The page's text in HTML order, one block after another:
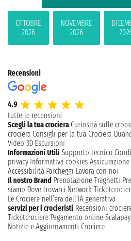
OTTOBRE
2026
NOVEMBRE
2026
Recensioni
4.9
tutte le recensioni
Scegli la tua crociera Curiosità sulle
crociera Consigli per la tua Crociera
Video 3D Escursioni
Informazioni Utili Supporto tecnico
privacy Informativa cookies Assicurazione
Accessibilità Parcheggi Lavora con noi
Il nostro Brand Prenotazione Traghetti
siamo Dove trovarci Network
Le Crociere nell’era dell’IA generativa
servizi per i crocieristi Recensioni
Ticketcrociere Pagamento online Scalapay
Notizie e Aggiornamenti Crociere